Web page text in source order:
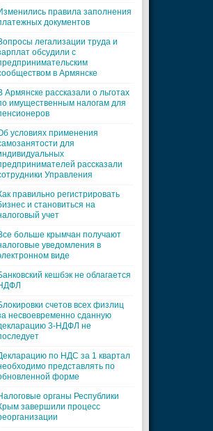
правила заполнения
документов
легализации труда и
обсудили с
в Армянске
Армянске рассказали о льготах
имущественным налогам для
условиях применения
для
рассказали
Управления
правильно регистрировать
и становиться на
учет
больше крымчан получают
уведомления в
виде
кешбэк не облагается
счетов всех физлиц
несвоевременно сданную
3-НДФЛ не
по НДС за 1 квартал
представлять по
форме
органы Республики
завершили процесс